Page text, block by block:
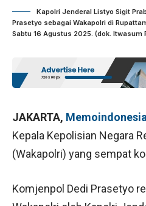
Kapolri Jenderal Listyo Sigit
Prasetyo sebagai Wakapolri di
Sabtu 16 Agustus 2025. (dok. Itwasum
JAKARTA,
Kepala Kepolisian Negara
(Wakapolri) yang sempat
Komjenpol Dedi Prasetyo